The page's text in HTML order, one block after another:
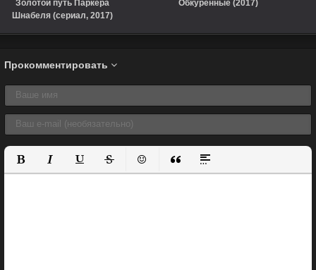
Золотой путь Паркера
Шнабеля (сериал, 2017)
Обкуренные (2017)
Прокомментировать
Полужирный
КурсивПодчеркнутый
ЗачеркнутыйВставить смайлик
Вставка цитаты
Вставка спойлера